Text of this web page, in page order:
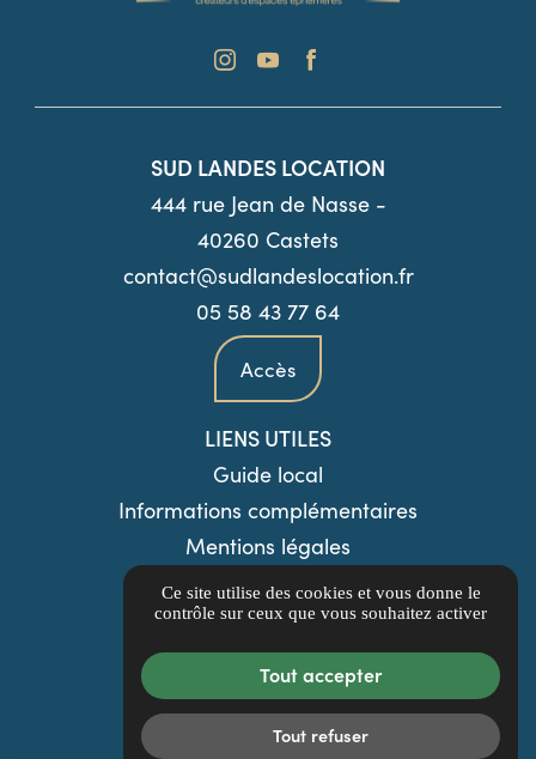
SUD LANDES LOCATION
444 rue Jean de Nasse -
40260 Castets
contact@sudlandeslocation.fr
05 58 43 77 64
Accès
LIENS UTILES
Guide local
Informations complémentaires
Mentions légales
Politique de confidentialité
Gestion des cookies
Ce site utilise des cookies et vous donne le
contrôle sur ceux que vous souhaitez activer
Tout accepter
Tout refuser